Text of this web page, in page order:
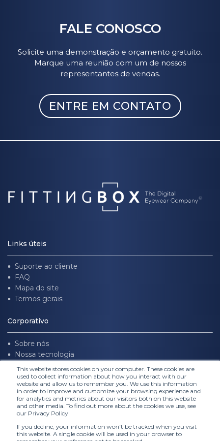
This website stores cookies on your computer. These cookies are
used to collect information about how you interact with our
website and allow us to remember you. We use this information
in order to improve and customize your browsing experience and
for analytics and metrics about our visitors both on this website
and other media. To find out more about the cookies we use, see
our Privacy Policy
If you decline, your information won’t be tracked when you visit
this website. A single cookie will be used in your browser to
FALE CONOSCO
Solicite uma demonstração e orçamento gratuito.
Marque uma reunião com um de nossos
representantes de vendas.
ENTRE EM CONTATO
Links úteis
Suporte ao cliente
FAQ
Mapa do site
Termos gerais
Corporativo
Sobre nós
Nossa tecnologia
Trabalhe conosco
Siga-nos